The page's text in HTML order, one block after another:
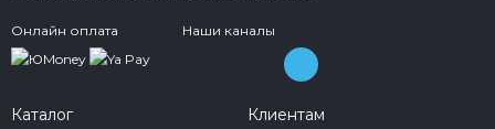
Онлайн оплата Наши каналы
Каталог
Клиентам